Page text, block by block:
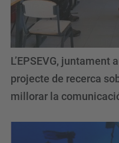
L’EPSEVG, juntament
projecte de recerca
millorar la